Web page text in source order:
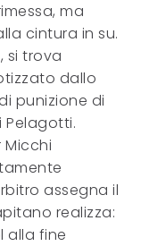
ma
cintura in su.
si trova
dallo
punizione di
Pelagotti.
Micchi
assegna il
realizza:
alla fine